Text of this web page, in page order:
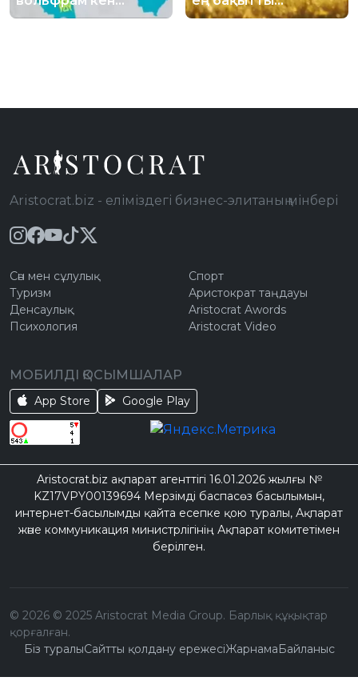
орнындағы 70%
елдердің тізімінде
Aristocrat.biz - еліміздегі бизнес-элитаның мінбері
Сән мен сұлулық
Туризм
Денсаулық
Психология
Спорт
Аристократ таңдауы
Aristocrat Awords
Aristocrat Video
МОБИЛДІ ҚОСЫМШАЛАР
App Store Google Play
Aristocrat.biz ақпарат агенттігі 16.01.2026 жылғы №
KZ17VPY00139694 Мерзімді баспасөз басылымын,
интернет-басылымды қайта есепке қою туралы, Ақпарат
және коммуникация министрлігінің Ақпарат комитетімен
берілген.
© 2026 © 2025 Aristocrat Media Group. Барлық құқықтар
қорғалған.
Біз туралыСайтты қолдану ережесіЖарнамаБайланыс